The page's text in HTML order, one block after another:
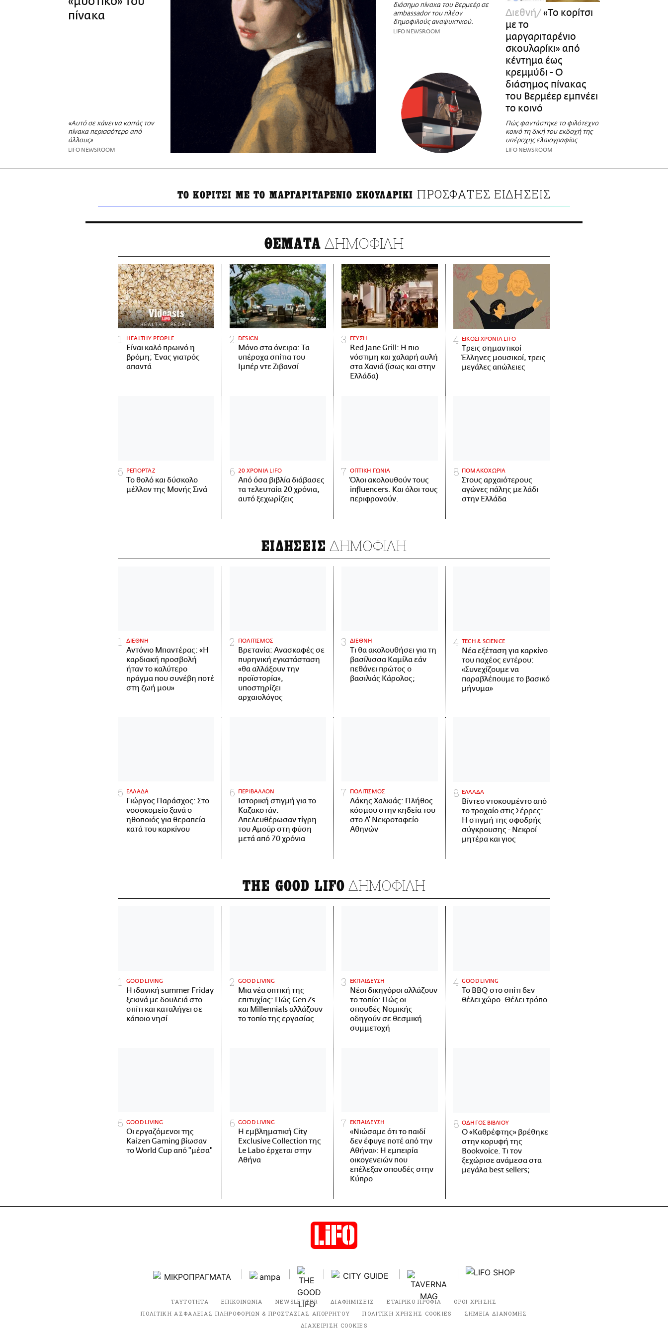
πίνακα
«Αυτό σε κάνει να κοιτάς τον
πίνακα περισσότερο από
άλλους»
LIFO NEWSROOM
διάσημο πίνακα του Βερμεέρ σε
ambassador του πλέον
δημοφιλούς αναψυκτικού.
LIFO NEWSROOM
Διεθνή «Το κορίτσι
με το
μαργαριταρένιο
σκουλαρίκι» από
κέντημα έως
κρεμμύδι - Ο
διάσημος πίνακας
του Βερμέερ εμπνέει
το κοινό
Πώς φαντάστηκε το φιλότεχνο
κοινό τη δική του εκδοχή της
υπέροχης ελαιογραφίας
LIFO NEWSROOM
ΤΟ ΚΟΡΙΤΣΙ ΜΕ ΤΟ ΜΑΡΓΑΡΙΤΑΡΕΝΙΟ ΣΚΟΥΛΑΡΙΚΙ ΠΡΟΣΦΑΤΕΣ ΕΙΔΗΣΕΙΣ
ΘΕΜΑΤΑ ΔΗΜΟΦΙΛΗ
HEALTHY PEOPLE
Είναι καλό πρωινό η
βρόμη; Ένας γιατρός
απαντά
DESIGN
Μόνο στα όνειρα: Τα
υπέροχα σπίτια του
Ιμπέρ ντε Ζιβανσί
ΓΕΥΣΗ
Red Jane Grill: Η πιο
νόστιμη και χαλαρή αυλή
στα Χανιά (ίσως και στην
Ελλάδα)
ΕΙΚΟΣΙ ΧΡΟΝΙΑ LIFO
Tρεις σημαντικοί
Έλληνες μουσικοί, τρεις
μεγάλες απώλειες
ΡΕΠΟΡΤΑΖ
Το θολό και δύσκολο
μέλλον της Μονής Σινά
20 ΧΡΟΝΙΑ LIFO
Από όσα βιβλία διάβασες
τα τελευταία 20 χρόνια,
αυτό ξεχωρίζεις
ΟΠΤΙΚΗ ΓΩΝΙΑ
Όλοι ακολουθούν τους
influencers. Και όλοι τους
περιφρονούν.
ΠΟΜΑΚΟΧΩΡΙΑ
Στους αρχαιότερους
αγώνες πάλης με λάδι
στην Ελλάδα
ΕΙΔΗΣΕΙΣ ΔΗΜΟΦΙΛΗ
ΔΙΕΘΝΗ
Αντόνιο Μπαντέρας: «Η
καρδιακή προσβολή
ήταν το καλύτερο
πράγμα που συνέβη ποτέ
στη ζωή μου»
ΠΟΛΙΤΙΣΜΟΣ
Βρετανία: Ανασκαφές σε
πυρηνική εγκατάσταση
«θα αλλάξουν την
προϊστορία»,
υποστηρίζει
αρχαιολόγος
ΔΙΕΘΝΗ
Τι θα ακολουθήσει για τη
βασίλισσα Καμίλα εάν
πεθάνει πρώτος ο
βασιλιάς Κάρολος;
ΤECH & SCIENCE
Νέα εξέταση για καρκίνο
του παχέος εντέρου:
«Συνεχίζουμε να
παραβλέπουμε το βασικό
μήνυμα»
ΕΛΛΑΔΑ
Γιώργος Παράσχος: Στο
νοσοκομείο ξανά ο
ηθοποιός για θεραπεία
κατά του καρκίνου
ΠΕΡΙΒΑΛΛΟΝ
Ιστορική στιγμή για το
Καζακστάν:
Απελευθέρωσαν τίγρη
του Αμούρ στη φύση
μετά από 70 χρόνια
ΠΟΛΙΤΙΣΜΟΣ
Λάκης Χαλκιάς: Πλήθος
κόσμου στην κηδεία του
στο Α' Νεκροταφείο
Αθηνών
ΕΛΛΑΔΑ
Βίντεο ντοκουμέντο από
το τροχαίο στις Σέρρες:
Η στιγμή της σφοδρής
σύγκρουσης - Νεκροί
μητέρα και γιος
THE GOOD LIFO ΔΗΜΟΦΙΛΗ
GOOD LIVING
Η ιδανική summer Friday
ξεκινά με δουλειά στο
σπίτι και καταλήγει σε
κάποιο νησί
GOOD LIVING
Μια νέα οπτική της
επιτυχίας: Πώς Gen Zs
και Millennials αλλάζουν
το τοπίο της εργασίας
ΕΚΠΑΙΔΕΥΣΗ
Νέοι δικηγόροι αλλάζουν
το τοπίο: Πώς οι
σπουδές Νομικής
οδηγούν σε θεσμική
συμμετοχή
GOOD LIVING
Το BBQ στο σπίτι δεν
θέλει χώρο. Θέλει τρόπο.
GOOD LIVING
Οι εργαζόμενοι της
Kaizen Gaming βίωσαν
το World Cup από "μέσα"
GOOD LIVING
Η εμβληματική City
Exclusive Collection της
Le Labo έρχεται στην
Αθήνα
ΕΚΠΑΙΔΕΥΣΗ
«Νιώσαμε ότι το παιδί
δεν έφυγε ποτέ από την
Αθήνα»: Η εμπειρία
οικογενειών που
επέλεξαν σπουδές στην
Κύπρο
ΟΔΗΓΟΣ ΒΙΒΛΙΟΥ
Ο «Καθρέφτης» βρέθηκε
στην κορυφή της
Bookvoice. Τι τον
ξεχώρισε ανάμεσα στα
μεγάλα best sellers;
ΤΑΥΤΟΤΗΤΑ ΕΠΙΚΟΙΝΩΝΙΑ NEWSLETTER ΔΙΑΦΗΜΙΣΕΙΣ ΕΤΑΙΡΙΚΟ ΠΡΟΦΙΛ
ΟΡΟΙ ΧΡΗΣΗΣ
ΠΟΛΙΤΙΚΗ ΑΣΦΑΛΕΙΑΣ ΠΛΗΡΟΦΟΡΙΩΝ & ΠΡΟΣΤΑΣΙΑΣ ΑΠΟΡΡΗΤΟΥ
ΠΟΛΙΤΙΚΗ ΧΡΗΣΗΣ COOKIES
ΣΗΜΕΙΑ ΔΙΑΝΟΜΗΣ
ΔΙΑΧΕΙΡΙΣΗ COOKIES